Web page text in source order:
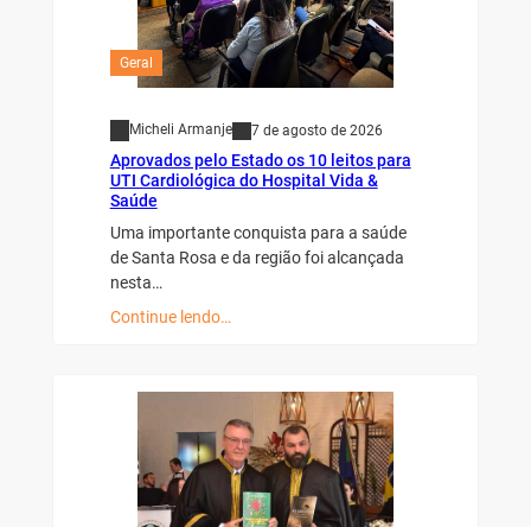
Geral
Micheli Armanje 7 de agosto de 2026
Aprovados pelo Estado os 10 leitos para
UTI Cardiológica do Hospital Vida &
Saúde
Uma importante conquista para a saúde
de Santa Rosa e da região foi alcançada
nesta…
Continue lendo…